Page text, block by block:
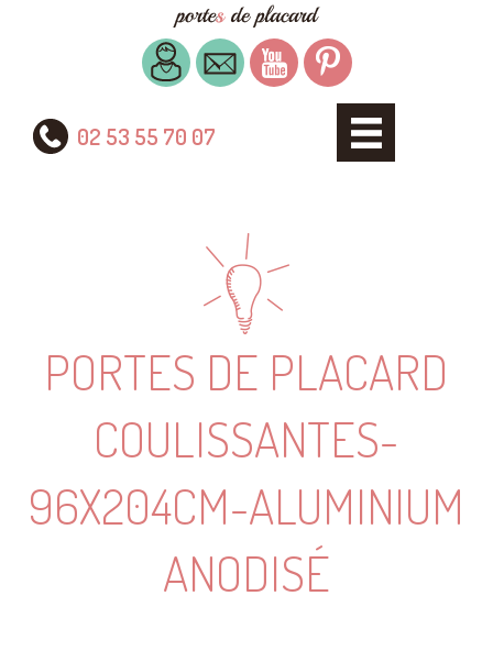
02 53 55 70 07
PORTES DE PLACARD
COULISSANTES-
96X204CM-ALUMINIUM
ANODISÉ